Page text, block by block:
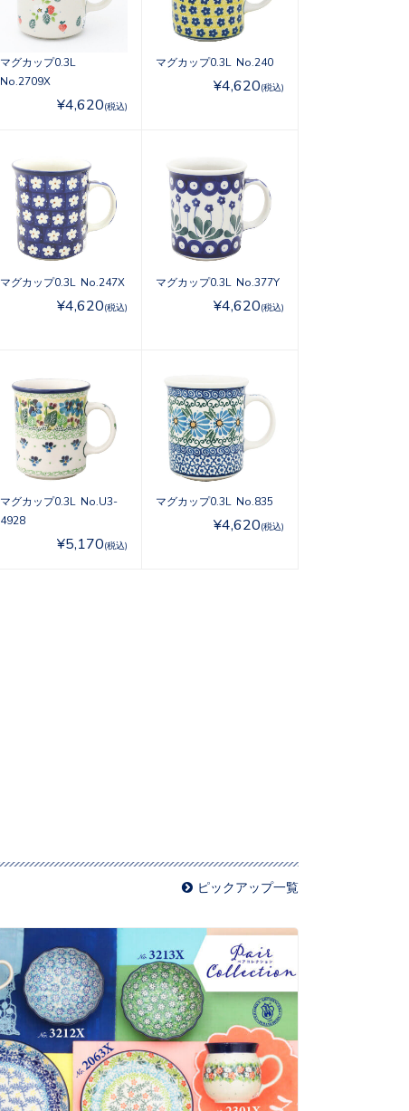
マグカップ0.3L
No.2709X
¥4,620 (税込)
マグカップ0.3L No.240
¥4,620 (税込)
マグカップ0.3L No.247X
¥4,620 (税込)
マグカップ0.3L No.377Y
¥4,620 (税込)
マグカップ0.3L No.U3-
4928
¥5,170 (税込)
マグカップ0.3L No.835
¥4,620 (税込)
ピックアップ一覧